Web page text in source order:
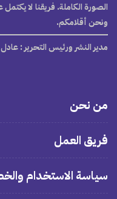
الصورة الكاملة. فريقنا لا
ونحن أقلامكم.
مدير النشر ورئيس التحرير:
من نحن
فريق العمل
سياسة الاستخدام